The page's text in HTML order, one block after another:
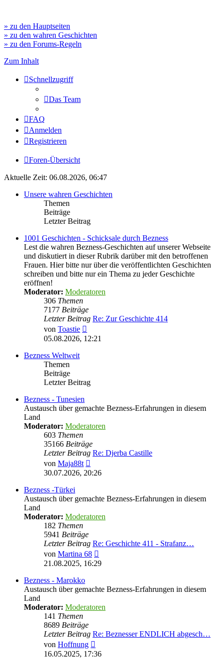
» zu den Hauptseiten
» zu den wahren Geschichten
» zu den Forums-Regeln
Zum Inhalt
Schnellzugriff
Das Team
FAQ
Anmelden
Registrieren
Foren-Übersicht
Aktuelle Zeit: 06.08.2026, 06:47
Unsere wahren Geschichten
Themen
Beiträge
Letzter Beitrag
1001 Geschichten - Schicksale durch Bezness
Lest die wahren Bezness-Geschichten auf unserer Webseite
und diskutiert in dieser Rubrik darüber mit den betroffenen
Frauen. Hier bitte nur über die veröffentlichten Geschichten
schreiben und bitte nur ein Thema zu jeder Geschichte
eröffnen!
Moderator: Moderatoren
306 Themen
7177 Beiträge
Letzter Beitrag Re: Zur Geschichte 414
von Toastie
Beitrag
05.08.2026, 12:21
Bezness Weltweit
Themen
Beiträge
Letzter Beitrag
Bezness - Tunesien
Austausch über gemachte Bezness-Erfahrungen in diesem
Land
Moderator: Moderatoren
603 Themen
35166 Beiträge
Letzter Beitrag Re: Djerba Castille
von Maja88t
Beitrag
30.07.2026, 20:26
Bezness -Türkei
Austausch über gemachte Bezness-Erfahrungen in diesem
Land
Moderator: Moderatoren
182 Themen
5941 Beiträge
Letzter Beitrag Re: Geschichte 411 - Strafanz…
von Martina 68
Beitrag
21.08.2025, 16:29
Bezness - Marokko
Austausch über gemachte Bezness-Erfahrungen in diesem
Land
Moderator: Moderatoren
141 Themen
8689 Beiträge
Letzter Beitrag Re: Beznesser ENDLICH abgesch…
von Hoffnung
Beitrag
16.05.2025, 17:36